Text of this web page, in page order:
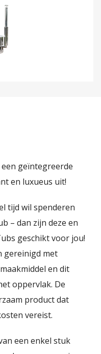
geïntegreerde
en luxueus uit!
tijd wil spenderen
– dan zijn deze en
geschikt voor jou!
gereinigd met
en dit
oppervlak. De
product dat
vereist.
een enkel stuk